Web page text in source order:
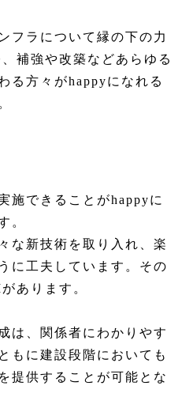
フラについて縁の下の力
補強や改築などあらゆる
る方々がhappyになれる
施できることがhappyに
。
な新技術を取り入れ、楽
に工夫しています。その
あります。
は、関係者にわかりやす
もに建設段階においても
提供することが可能とな